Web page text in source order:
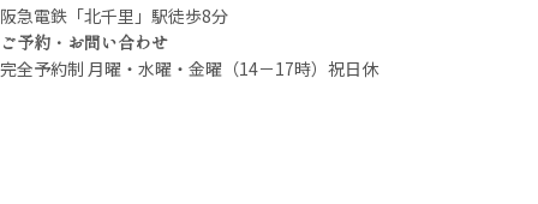
阪急電鉄「北千里」駅徒歩8分
ご予約・お問い合わせ
完全予約制 月曜・水曜・金曜（14－17時）祝日休